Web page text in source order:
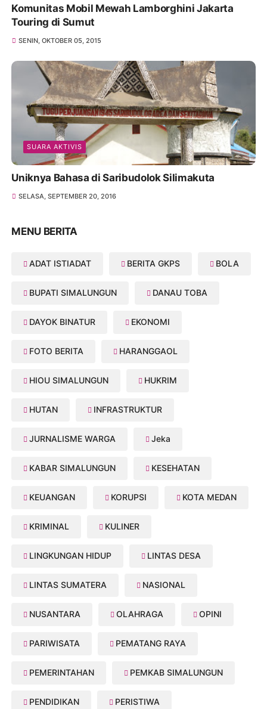
Komunitas Mobil Mewah Lamborghini Jakarta
Touring di Sumut
SENIN, OKTOBER 05, 2015
SUARA AKTIVIS
Uniknya Bahasa di Saribudolok Silimakuta
SELASA, SEPTEMBER 20, 2016
MENU BERITA
ADAT ISTIADAT BERITA GKPS BOLA
BUPATI SIMALUNGUN DANAU TOBA
DAYOK BINATUR EKONOMI
FOTO BERITA HARANGGAOL
HIOU SIMALUNGUN HUKRIM
HUTAN INFRASTRUKTUR
JURNALISME WARGA Jeka
KABAR SIMALUNGUN KESEHATAN
KEUANGAN KORUPSI KOTA MEDAN
KRIMINAL KULINER
LINGKUNGAN HIDUP LINTAS DESA
LINTAS SUMATERA NASIONAL
NUSANTARA OLAHRAGA OPINI
PARIWISATA PEMATANG RAYA
PEMERINTAHAN PEMKAB SIMALUNGUN
PENDIDIKAN PERISTIWA